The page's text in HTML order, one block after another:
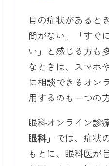
目の症状があると
間がない」「すぐ
い」と感じる方も
なときは、スマホ
に相談できるオン
用するのも一つの
眼科オンライン診
眼科」 では、症状
もとに、眼科医が